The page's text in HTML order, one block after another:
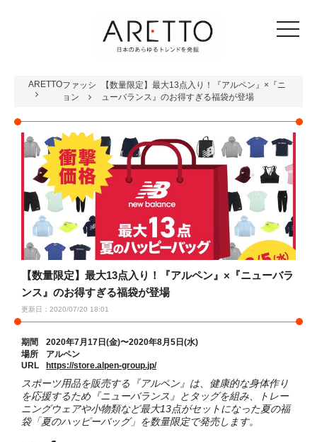
toggle
ARETTOファッシ
ョン
【数量限定】最大13点入り！『アルペン』×『ニ
ューバランス』のお得すぎる福袋が登場
【数量限定】最大13点入り！『アルペン』×『ニューバラ
ンス』のお得すぎる福袋が登場
更新日：2020/07/20 18:01
期間
2020年7月17日(金)〜2020年8月5日(水)
場所
アルペン
URL
https://store.alpen-group.jp/
スポーツ用品を販売する『アルペン』は、健康的な身体作り
を応援するため『ニューバランス』とタッグを組み、トレー
ニングウェアや小物類など最大13点がセットになった夏の福
袋「夏のハッピーバッグ」を数量限定で発売します。